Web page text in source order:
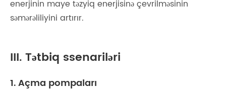
enerjinin maye təzyiq enerjisinə çevrilməsinin
səmərəliliyini artırır.
III. Tətbiq ssenariləri
1. Açma pompaları